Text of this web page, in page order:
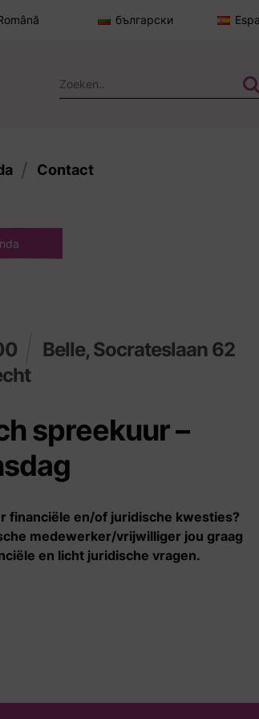
Verhalen
Nieuws
Onze organisatie
български
Contact
Belle, Socrateslaan 62
spreekuur –
financiële en/of juridische kwesties?
medewerker/vrijwilliger jou graag
en licht juridische vragen.